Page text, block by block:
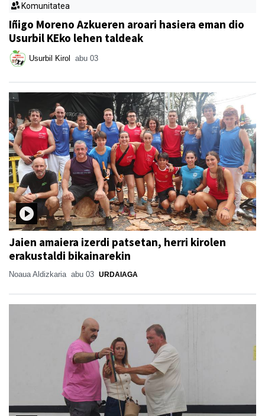
Komunitatea
Iñigo Moreno Azkueren aroari hasiera eman dio
Usurbil KEko lehen taldeak
Usurbil Kirol abu 03
Jaien amaiera izerdi patsetan, herri kirolen
erakustaldi bikainarekin
Noaua Aldizkaria abu 03 URDAIAGA